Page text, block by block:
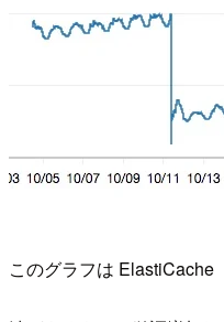
このグラフは ElastiCache